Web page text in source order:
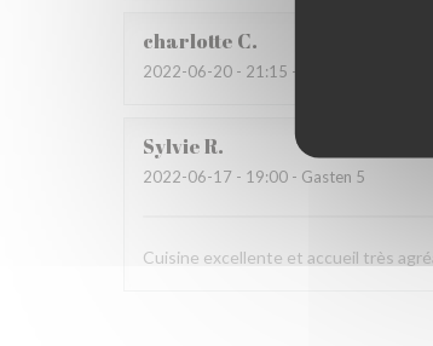
charlotte C
2022-06-20 - 21:15 - Gasten 2
SylvieR
2022-06-17 - 19:00 - Gasten 5
Cuisine excellente et accueil très